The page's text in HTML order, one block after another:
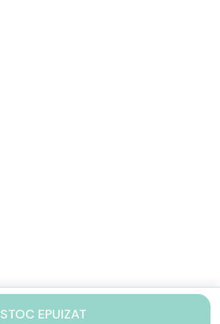
STOC EPUIZAT